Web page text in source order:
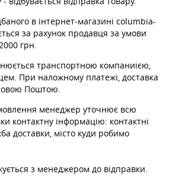
в інтернет-магазині columbia-
за рахунок продавця за умови
грн.
транспортною компаниією,
При наложному платежі, доставка
Поштою.
менеджер уточнює всю
контактну інформацію: контактні
доставки, місто куди робимо
з менеджером до відправки.